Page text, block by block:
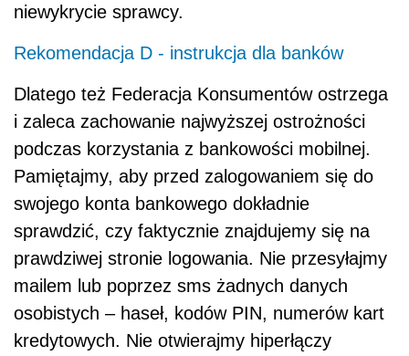
niewykrycie sprawcy.
Rekomendacja D - instrukcja dla banków
Dlatego też Federacja Konsumentów ostrzega
i zaleca zachowanie najwyższej ostrożności
podczas korzystania z bankowości mobilnej.
Pamiętajmy, aby przed zalogowaniem się do
swojego konta bankowego dokładnie
sprawdzić, czy faktycznie znajdujemy się na
prawdziwej stronie logowania. Nie przesyłajmy
mailem lub poprzez sms żadnych danych
osobistych – haseł, kodów PIN, numerów kart
kredytowych. Nie otwierajmy hiperłączy